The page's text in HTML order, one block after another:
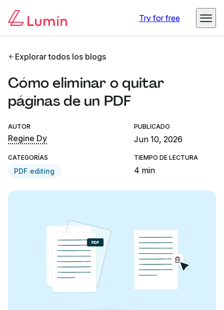
Try for free
Explorar todos los blogs
Cómo eliminar o quitar
páginas de un PDF
AUTOR
Regine Dy
PUBLICADO
Jun 10, 2026
CATEGORÍAS
PDF editing
TIEMPO DE LECTURA
4 min